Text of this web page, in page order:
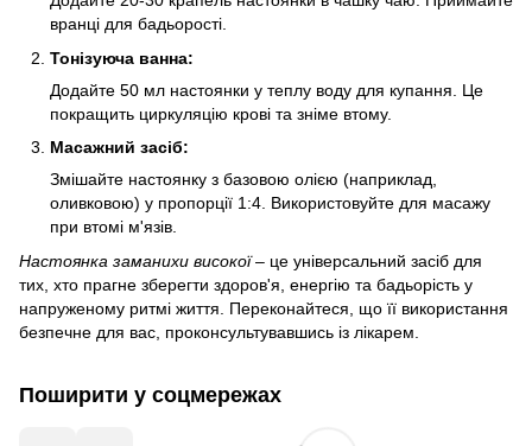
вранці для бадьорості.
Тонізуюча ванна:
Додайте 50 мл настоянки у теплу воду для купання. Це
покращить циркуляцію крові та зніме втому.
Масажний засіб:
Змішайте настоянку з базовою олією (наприклад,
оливковою) у пропорції 1:4. Використовуйте для масажу
при втомі м'язів.
Настоянка заманихи високої– це універсальний засіб для
тих, хто прагне зберегти здоров'я, енергію та бадьорість у
напруженому ритмі життя. Переконайтеся, що її використання
безпечне для вас, проконсультувавшись із лікарем.
Поширити у соцмережах